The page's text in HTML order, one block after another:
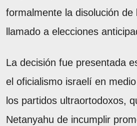
formalmente la disolución de
llamado a elecciones
La decisión fue presentada
el oficialismo israelí en
los partidos ultraortodoxos,
Netanyahu de incumplir